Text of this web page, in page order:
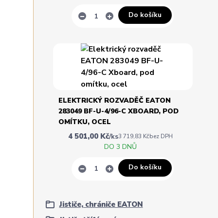
Jističe, chrániče EATON
Do košíku
ELEKTRICKÝ ROZVADĚČ EATON
283049 BF-U-4/96-C XBOARD, POD
OMÍTKU, OCEL
4 501,00 Kč/ks3 719,83 Kčbez DPH
DO 3 DNŮ
Do košíku